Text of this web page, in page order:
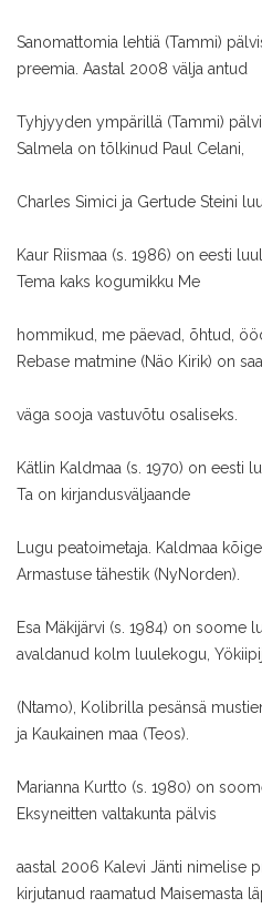
Sanomattomia lehtiä (Tammi)
preemia. Aastal 2008 välja antud
Tyhjyyden ympärillä (Tammi)
Salmela on tõlkinud Paul Celani,
Charles Simici ja Gertude Steini
Kaur Riismaa (s. 1986) on eesti
Tema kaks kogumikku Me
hommikud, me päevad, õhtud,
Rebase matmine (Näo Kirik) on
väga sooja vastuvõtu osaliseks.
Kätlin Kaldmaa (s. 1970) on eesti
Ta on kirjandusväljaande
Lugu peatoimetaja. Kaldmaa
Armastuse tähestik (NyNorden).
Esa Mäkijärvi (s. 1984) on soome
avaldanud kolm luulekogu,
(Ntamo), Kolibrilla pesänsä
ja Kaukainen maa (Teos).
Marianna Kurtto (s. 1980) on
Eksyneitten valtakunta pälvis
aastal 2006 Kalevi Jänti nimelise
kirjutanud raamatud Maisemasta